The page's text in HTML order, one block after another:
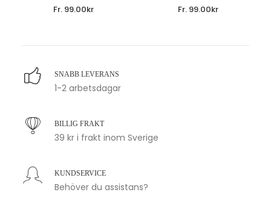
Fr. 99.00kr Fr. 99.00kr
SNABB LEVERANS
1-2 arbetsdagar
BILLIG FRAKT
39 kr i frakt inom Sverige
KUNDSERVICE
Behöver du assistans?